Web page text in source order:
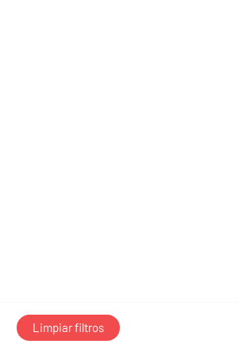
Limpiar filtros